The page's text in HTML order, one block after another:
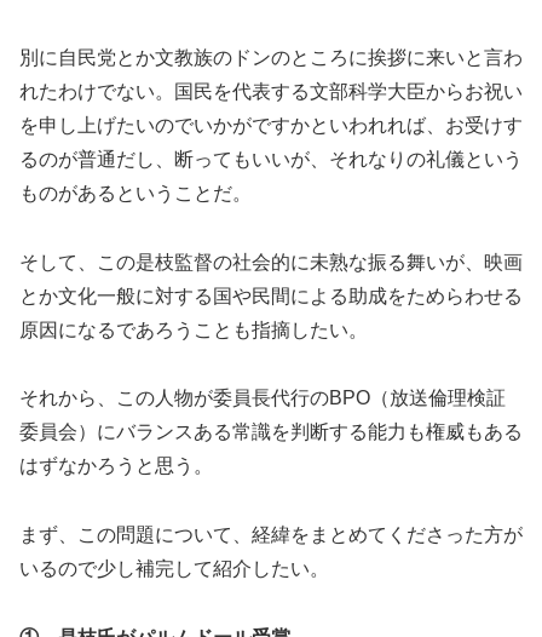
別に自民党とか文教族のドンのところに挨拶に来いと言わ
れたわけでない。国民を代表する文部科学大臣からお祝い
を申し上げたいのでいかがですかといわれれば、お受けす
るのが普通だし、断ってもいいが、それなりの礼儀という
ものがあるということだ。
そして、この是枝監督の社会的に未熟な振る舞いが、映画
とか文化一般に対する国や民間による助成をためらわせる
原因になるであろうことも指摘したい。
それから、この人物が委員長代行のBPO （放送倫理検証
委員会）にバランスある常識を判断する能力も権威もある
はずなかろうと思う。
まず、この問題について、経緯をまとめてくださった方が
いるので少し補完して紹介したい。